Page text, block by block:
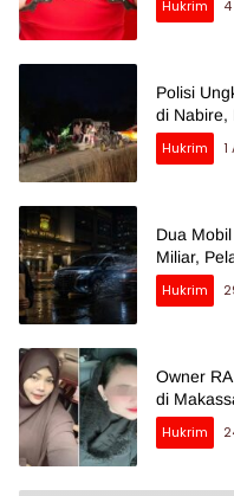
Hukrim
Polisi
di Nabire,
Hukrim
Dua
Miliar,
Hukrim
Owner
di
Hukrim